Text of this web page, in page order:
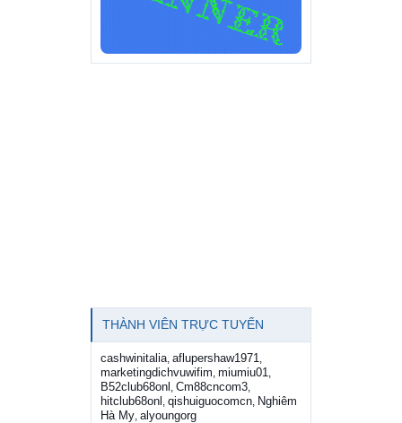
THÀNH VIÊN TRỰC TUYẾN
cashwinitalia aflupershaw1971
marketingdichvuwifim miumiu01
B52club68onl Cm88cncom3
hitclub68onl qishuiguocomcn Nghiêm
Hà My alyoungorg